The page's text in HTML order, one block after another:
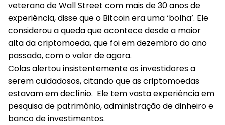
veterano de Wall Street com mais de 30 anos de
experiência, disse que o Bitcoin era uma ‘bolha’. Ele
considerou a queda que acontece desde a maior
alta da criptomoeda, que foi em dezembro do ano
passado, com o valor de agora.
Colas alertou insistentemente os investidores a
serem cuidadosos, citando que as criptomoedas
estavam em declínio. Ele tem vasta experiência em
pesquisa de patrimônio, administração de dinheiro e
banco de investimentos.